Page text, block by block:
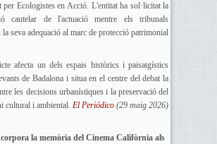
per Ecologistes en Acció. L'entitat ha sol·licitat la
cautelar de l'actuació mentre els tribunals
la seva adequació al marc de protecció patrimonial
afecta un dels espais històrics i paisatgístics
de Badalona i situa en el centre del debat la
les decisions urbanístiques i la preservació del
cultural i ambiental. El Periódico(29 maig 2026)
la memòria del Cinema Califòrnia als